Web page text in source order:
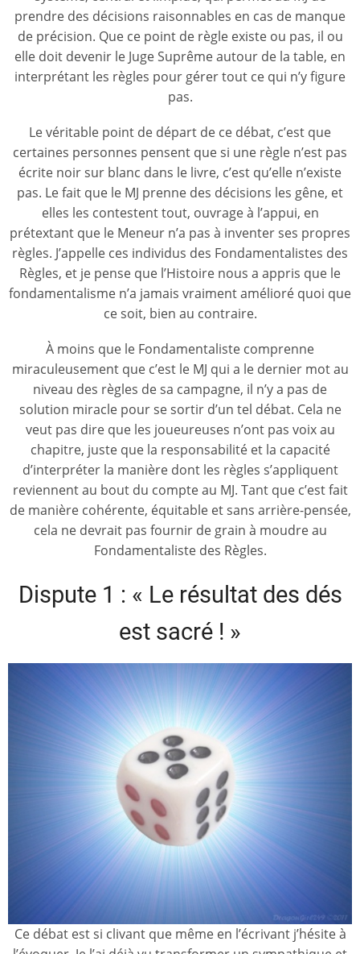
prendre des décisions raisonnables en cas de manque
de précision. Que ce point de règle existe ou pas, il ou
elle doit devenir le Juge Suprême autour de la table, en
interprétant les règles pour gérer tout ce qui n’y figure
pas.
Le véritable point de départ de ce débat, c’est que
certaines personnes pensent que si une règle n’est pas
écrite noir sur blanc dans le livre, c’est qu’elle n’existe
pas. Le fait que le MJ prenne des décisions les gêne, et
elles les contestent tout, ouvrage à l’appui, en
prétextant que le Meneur n’a pas à inventer ses propres
règles. J’appelle ces individus des Fondamentalistes des
Règles, et je pense que l’Histoire nous a appris que le
fondamentalisme n’a jamais vraiment amélioré quoi que
ce soit, bien au contraire.
À moins que le Fondamentaliste comprenne
miraculeusement que c’est le MJ qui a le dernier mot au
niveau des règles de sa campagne, il n’y a pas de
solution miracle pour se sortir d’un tel débat. Cela ne
veut pas dire que les joueureuses n’ont pas voix au
chapitre, juste que la responsabilité et la capacité
d’interpréter la manière dont les règles s’appliquent
reviennent au bout du compte au MJ. Tant que c’est fait
de manière cohérente, équitable et sans arrière-pensée,
cela ne devrait pas fournir de grain à moudre au
Fondamentaliste des Règles.
Dispute 1 : « Le résultat des dés
est sacré ! »
Ce débat est si clivant que même en l’écrivant j’hésite à